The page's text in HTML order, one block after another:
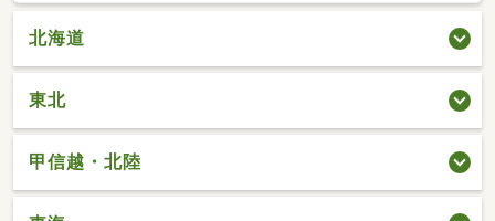
北海道
東北
甲信越・北陸